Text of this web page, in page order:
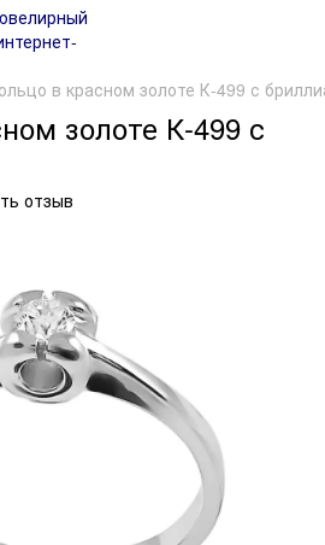
в красном золоте К-499 с
золоте К-499 с
отзыв